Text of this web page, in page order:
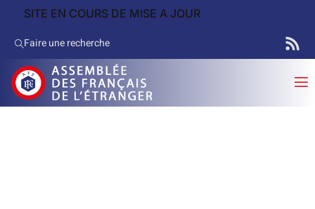
SITE EN COURS DE MISE A JOUR
Faire une recherche